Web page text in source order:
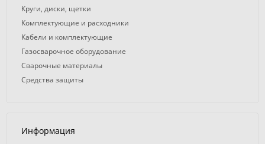
Круги, диски, щетки
Комплектующие и расходники
Кабели и комплектующие
Газосварочное оборудование
Сварочные материалы
Средства защиты
Информация